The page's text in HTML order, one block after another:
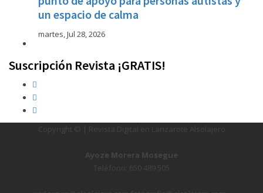
un espacio de calma
martes, Jul 28, 2026
Suscripción Revista ¡GRATIS!
Copyright © | Revista Digital en Lanzarote Alsolajero
Ayoze Morera Mosegue
Teléfono: 650 489 505